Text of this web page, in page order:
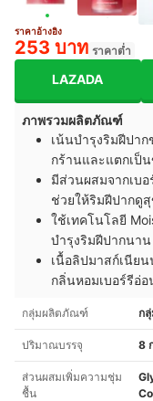
ราคาอ้างอิง
253 บาท ราคาต่ำ
LAZADA
ภาพรวมผลิตภัณฑ์
เน้นบำรุงริมฝีปา
กร้านและแตกเป็
มีส่วนผสมจากเบ
ช่วยให้ริมฝีปากดู
ใช้เทคโนโลยี
บำรุงริมฝีปากนา
เนื้อลิปมาสก์เนีย
กลิ่นหอมเบอร์รีอ่อ
กลุ่มผลิตภัณฑ์ ก
ปริมาณบรรจุ 8
ส่วนผสมเพิ่มความชุ่ม
ชื้น